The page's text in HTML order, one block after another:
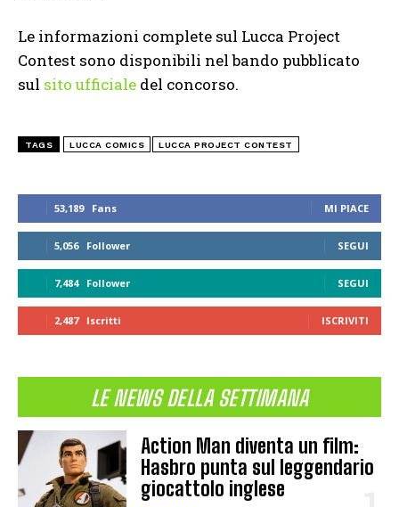
53,189 Fans MI PIACE
5,056 Follower SEGUI
7,484 Follower SEGUI
2,487 Iscritti ISCRIVITI
LE NEWS DELLA SETTIMANA
Action Man diventa un film:
Hasbro punta sul leggendario
giocattolo inglese
Le informazioni complete sul Lucca Project
Contest sono disponibili nel bando pubblicato
sul sito ufficiale del concorso.
TAGS LUCCA COMICS LUCCA PROJECT CONTEST